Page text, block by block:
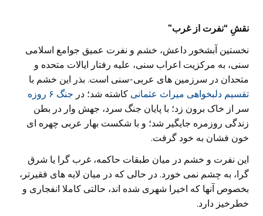
نقشِ “نفرت از غرب”
نخستین آبشخور داعش، خشم و نفرت عمیق جوامع اسلامی
سنی، به مرکزیت اعراب سنی، علیه رفتار ایالات متحده و
متحدان در سرزمین های عربی-سنی است. بذر این خشم با
تقسیم دلبخواهی میراث عثمانی کاشته شد؛ در جنگ ۶ روزه
سر از خاک برون زد؛ با پایان جنگ سرد، جهش وار در بطن
زندگی روزمره جایگیر شد؛ و با شکست بهار عربی چهره ای
خون فشان به خود گرفت.
این نفرت و خشم در میان طبقات حاکمه، غرب گرا یا شرق
گرا، به چشم نمی خورد. در حالی که در میان لایه های فقیرتر،
بخصوص آنها که اخیرا شهری شده اند، حالتی کاملا انفجاری و
خطرخیز دارد.